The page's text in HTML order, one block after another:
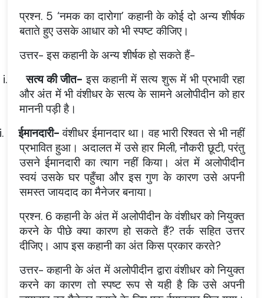
प्रश्न. 5 ‘नमक का दारोगा’ कहानी के कोई दो अन्य शीर्षक
बताते हुए उसके आधार को भी स्पष्ट कीजिए।
उत्तर- इस कहानी के अन्य शीर्षक हो सकते हैं-
i.
सत्य की जीत- इस कहानी में सत्य शुरू में भी प्रभावी रहा
और अंत में भी वंशीधर के सत्य के सामने अलोपीदीन को हार
माननी पड़ी है।
ईमानदारी- वंशीधर ईमानदार था। वह भारी रिश्वत से भी नहीं
प्रभावित हुआ। अदालत में उसे हार मिली, नौकरी छूटी, परंतु
उसने ईमानदारी का त्याग नहीं किया। अंत में अलोपीदीन
स्वयं उसके घर पहुँचा और इस गुण के कारण उसे अपनी
समस्त जायदाद का मैनेजर बनाया।
प्रश्न. 6 कहानी के अंत में अलोपीदीन के वंशीधर को नियुक्त
करने के पीछे क्या कारण हो सकते हैं? तर्क सहित उत्तर
दीजिए। आप इस कहानी का अंत किस प्रकार करते?
उत्तर- कहानी के अंत में अलोपीदीन द्वारा वंशीधर को नियुक्त
करने का कारण तो स्पष्ट रूप से यही है कि उसे अपनी